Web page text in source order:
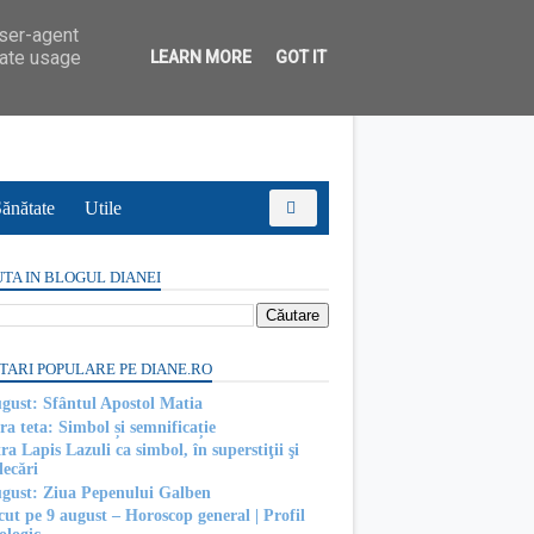
Utile
IN BLOGUL DIANEI
POPULARE PE DIANE.RO
Sfântul Apostol Matia
teta: Simbol și semnificație
Lapis Lazuli ca simbol, în superstiţii şi
Ziua Pepenului Galben
pe 9 august – Horoscop general | Profil
agent
usage
LEARN MORE GOT IT